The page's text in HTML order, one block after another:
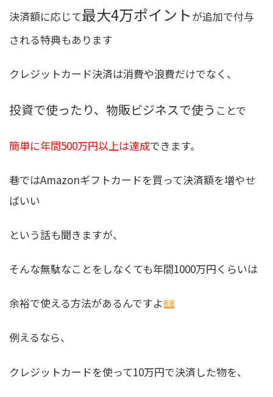
決済額に応じて最大4万ポイント が追加で付与
される特典もあります
クレジットカード決済は消費や浪費だけでなく、
投資で使ったり、物販ビジネスで使う ことで
簡単に年間500万円以上は達成できます。
巷ではAmazonギフトカードを買って決済額を増やせ
ばいい
という話も聞きますが、
そんな無駄なことをしなくても年間1000万円くらいは
余裕で使える方法があるんですよ
例えるなら、
クレジットカードを使って10万円で決済した物を、